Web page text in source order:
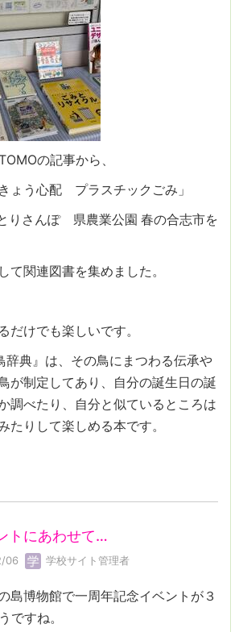
の記事から、
ょう心配 プラスチックごみ」
りさんぽ 県農業公園 春の合志市を
て関連図書を集めました。
だけでも楽しいです。
辞典』は、その鳥にまつわる伝承や
が制定してあり、自分の誕生日の誕
調べたり、自分と似ているところは
たりして楽しめる本です。
トにあわせて…
06 学校サイト管理者
島博物館で一周年記念イベントが３
ですね。